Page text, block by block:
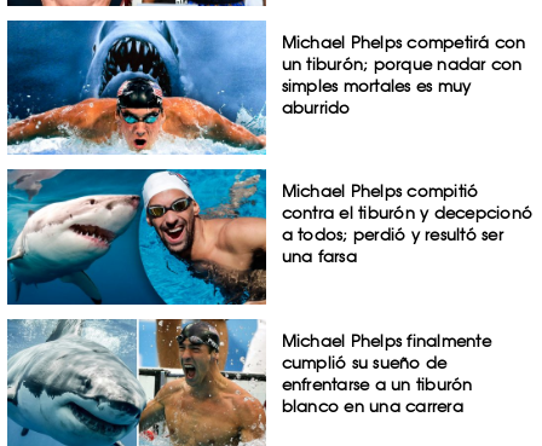
Michael Phelps competirá con
un tiburón; porque nadar con
simples mortales es muy
aburrido
Michael Phelps compitió
contra el tiburón y decepcionó
a todos; perdió y resultó ser
una farsa
Michael Phelps finalmente
cumplió su sueño de
enfrentarse a un tiburón
blanco en una carrera